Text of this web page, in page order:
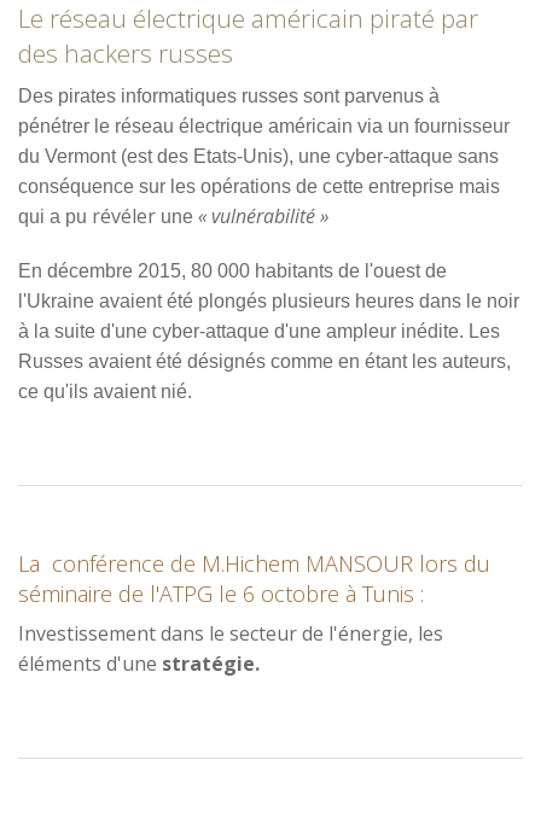
Le réseau électrique américain piraté par
des hackers russes
Des pirates informatiques russes sont parvenus à
pénétrer le réseau électrique américain via un fournisseur
du Vermont (est des Etats-Unis), une cyber-attaque sans
conséquence sur les opérations de cette entreprise mais
qui a pu révéler une « vulnérabilité »
En décembre 2015, 80 000 habitants de l'ouest de
l'Ukraine avaient été plongés plusieurs heures dans le noir
à la suite d'une cyber-attaque d'une ampleur inédite. Les
Russes avaient été désignés comme en étant les auteurs,
ce qu'ils avaient nié.
La conférence de M.Hichem MANSOUR lors du
séminaire de l'ATPG le 6 octobre à Tunis :
Investissement dans le secteur de l'énergie, les
éléments d'une stratégie.